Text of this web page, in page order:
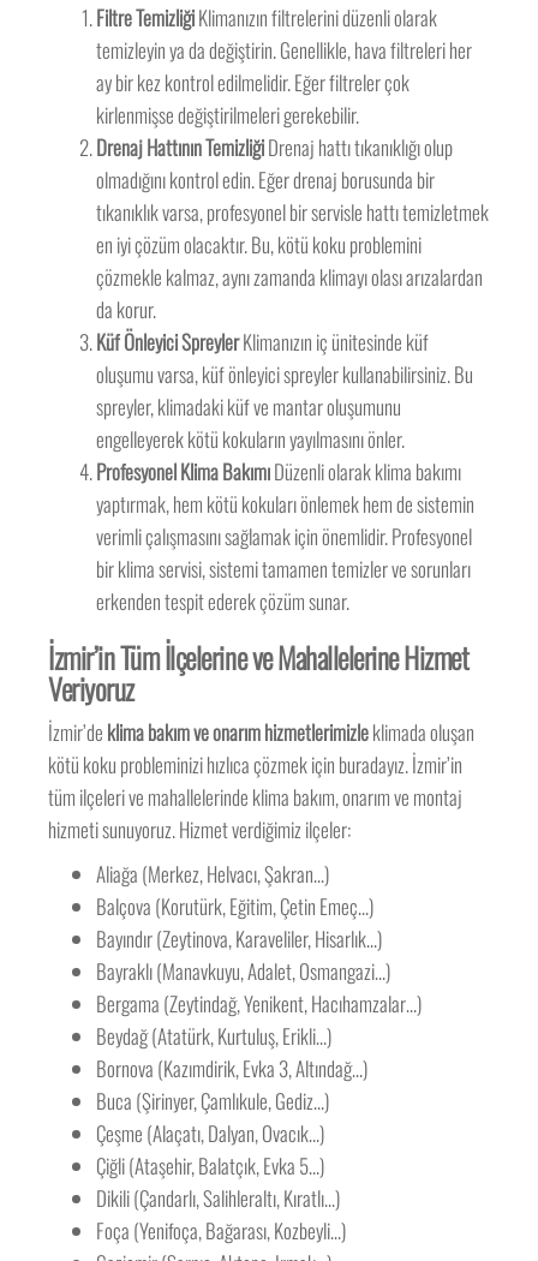
Filtre TemizliğiKlimanızın filtrelerini düzenli olarak
temizleyin ya da değiştirin. Genellikle, hava filtreleri her
ay bir kez kontrol edilmelidir. Eğer filtreler çok
kirlenmişse değiştirilmeleri gerekebilir.
Drenaj Hattının TemizliğiDrenaj hattı tıkanıklığı olup
olmadığını kontrol edin. Eğer drenaj borusunda bir
tıkanıklık varsa, profesyonel bir servisle hattı temizletmek
en iyi çözüm olacaktır. Bu, kötü koku problemini
çözmekle kalmaz, aynı zamanda klimayı olası arızalardan
da korur.
Küf Önleyici SpreylerKlimanızın iç ünitesinde küf
oluşumu varsa, küf önleyici spreyler kullanabilirsiniz. Bu
spreyler, klimadaki küf ve mantar oluşumunu
engelleyerek kötü kokuların yayılmasını önler.
Profesyonel Klima BakımıDüzenli olarak klima bakımı
yaptırmak, hem kötü kokuları önlemek hem de sistemin
verimli çalışmasını sağlamak için önemlidir. Profesyonel
bir klima servisi, sistemi tamamen temizler ve sorunları
erkenden tespit ederek çözüm sunar.
İzmir’in Tüm İlçelerine ve Mahallelerine Hizmet
Veriyoruz
İzmir’de klima bakım ve onarım hizmetlerimizleklimada oluşan
kötü koku probleminizi hızlıca çözmek için buradayız. İzmir’in
tüm ilçeleri ve mahallelerinde klima bakım, onarım ve montaj
hizmeti sunuyoruz. Hizmet verdiğimiz ilçeler:
Aliağa (Merkez, Helvacı, Şakran…)
Balçova (Korutürk, Eğitim, Çetin Emeç…)
Bayındır (Zeytinova, Karaveliler, Hisarlık…)
Bayraklı (Manavkuyu, Adalet, Osmangazi…)
Bergama (Zeytindağ, Yenikent, Hacıhamzalar…)
Beydağ (Atatürk, Kurtuluş, Erikli…)
Bornova (Kazımdirik, Evka 3, Altındağ…)
Buca (Şirinyer, Çamlıkule, Gediz…)
Çeşme (Alaçatı, Dalyan, Ovacık…)
Çiğli (Ataşehir, Balatçık, Evka 5…)
Dikili (Çandarlı, Salihleraltı, Kıratlı…)
Foça (Yenifoça, Bağarası, Kozbeyli…)